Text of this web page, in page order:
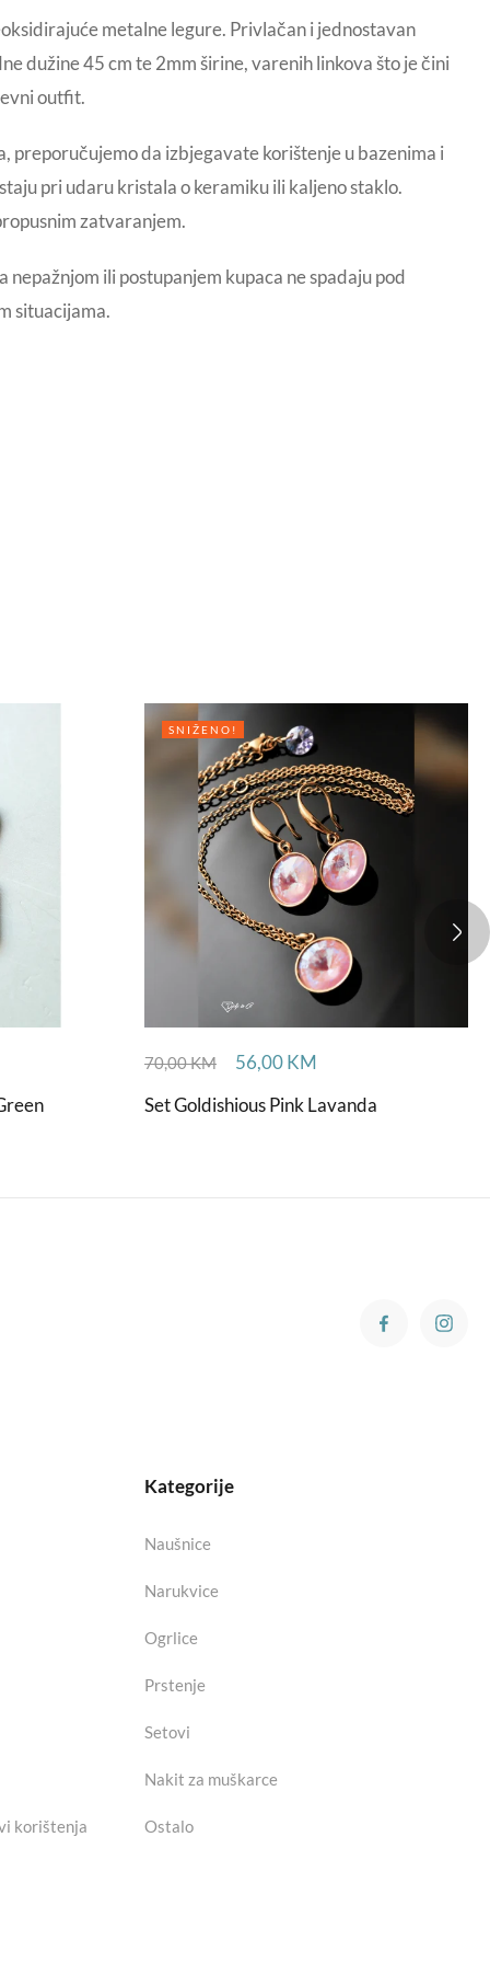
metalne legure. Privlačan i jednostavan
dužine 45 cm te 2mm širine, varenih linkova što je čini
outfit.
preporučujemo da izbjegavate korištenje u bazenima i
pri udaru kristala o keramiku ili kaljeno staklo.
zatvaranjem.
ili postupanjem kupaca ne spadaju pod
situacijama.
SNIŽENO!
70,00KM 56,00KM
Set Goldishious Pink Lavanda
korištenja
Kategorije
Naušnice
Narukvice
Ogrlice
Prstenje
Setovi
Nakit za muškarce
Ostalo